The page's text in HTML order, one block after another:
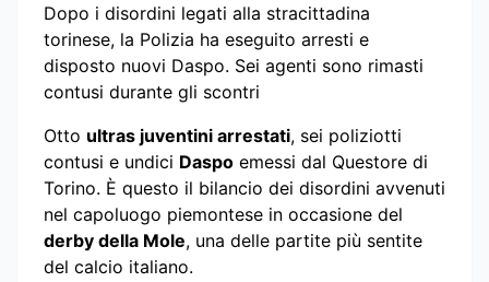
Dopo i disordini legati alla stracittadina
torinese, la Polizia ha eseguito arresti e
disposto nuovi Daspo. Sei agenti sono rimasti
contusi durante gli scontri
Otto ultras juventini arrestati, sei poliziotti
contusi e undici Daspo emessi dal Questore di
Torino. È questo il bilancio dei disordini avvenuti
nel capoluogo piemontese in occasione del
derby della Mole, una delle partite più sentite
del calcio italiano.